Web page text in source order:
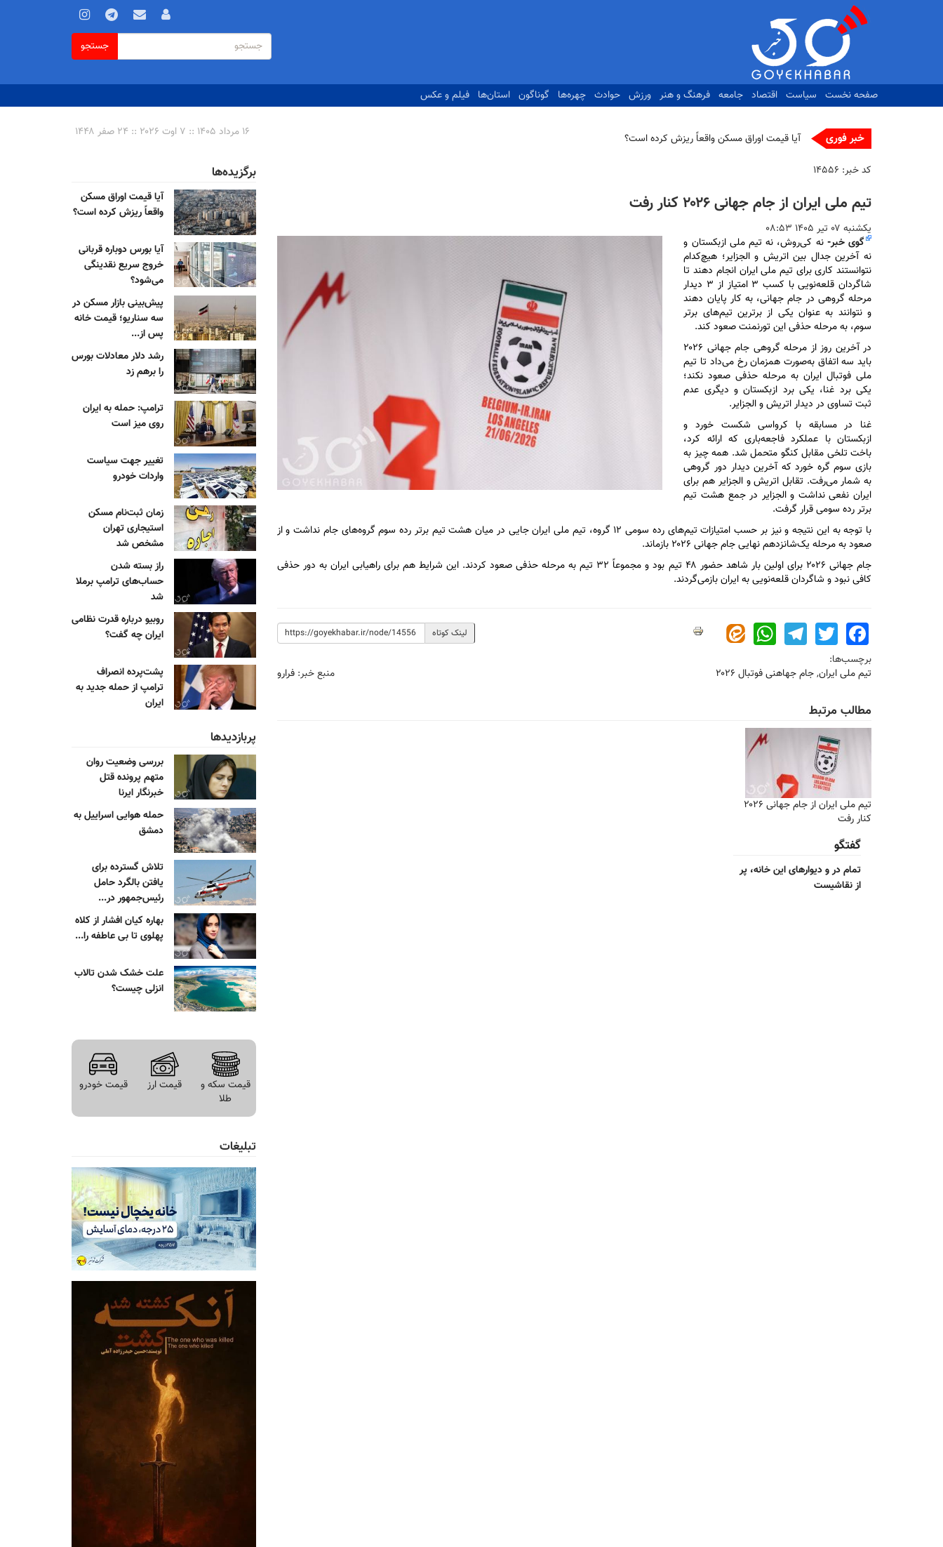
فرم
جستجو
جستجو
صفحه نخست سیاست اقتصاد جامعه فرهنگ و هنر ورزش حوادث چهره‌ها گوناگون استان‌ها فیلم و عکس
خبر فوری آیا قیمت اوراق مسکن واقعاً ریزش کرده است؟ ۱۶ مرداد ۱۴۰۵ :: ۷ اوت ۲۰۲۶ :: ۲۴ صفر ۱۴۴۸
کد خبر: ۱۴۵۵۶
تیم ملی ایران از جام جهانی ۲۰۲۶ کنار رفت
يكشنبه ۰۷ تير ۱۴۰۵ ۰۸:۵۳
گوی خبر-نه کی‌روش، نه تیم ملی ازبکستان و
نه آخرین جدال بین اتریش و الجزایر؛ هیچ‌کدام
نتوانستند کاری برای تیم ملی ایران انجام دهند تا
شاگردان قلعه‌نویی با کسب ۳ امتیاز از ۳ دیدار
مرحله گروهی در جام جهانی، به کار پایان دهند
و نتوانند به عنوان یکی از برترین تیم‌های برتر
سوم، به مرحله حذفی این تورنمنت صعود کند.
در آخرین روز از مرحله گروهی جام جهانی ۲۰۲۶
باید سه اتفاق به‌صورت همزمان رخ می‌داد تا تیم
ملی فوتبال ایران به مرحله حذفی صعود نکند؛
یکی برد غنا، یکی برد ازبکستان و دیگری عدم
ثبت تساوی در دیدار اتریش و الجزایر.
غنا در مسابقه با کرواسی شکست خورد و
ازبکستان با عملکرد فاجعه‌باری که ارائه کرد،
باخت تلخی مقابل کنگو متحمل شد. همه چیز به
بازی سوم گره خورد که آخرین دیدار دور گروهی
به شمار می‌رفت. تقابل اتریش و الجزایر هم برای
ایران نفعی نداشت و الجزایر در جمع هشت تیم
برتر رده سومی قرار گرفت.
با توجه به این نتیجه و نیز بر حسب امتیازات تیم‌های رده سومی ۱۲ گروه، تیم ملی ایران جایی در میان هشت تیم برتر رده سوم گروه‌های جام نداشت و از
صعود به مرحله یک‌شانزدهم نهایی جام جهانی ۲۰۲۶ بازماند.
جام جهانی ۲۰۲۶ برای اولین بار شاهد حضور ۴۸ تیم بود و مجموعاً ۳۲ تیم به مرحله حذفی صعود کردند. این شرایط هم برای راهیابی ایران به دور حذفی
کافی نبود و شاگردان قلعه‌نویی به ایران بازمی‌گردند.
لینک کوتاه Facebook
Twitter
Telegram
WhatsApp
برچسب‌ها:
تیم ملی ایران,جام جهاهنی فوتبال ۲۰۲۶ منبع خبر:فرارو
مطالب مرتبط
تیم ملی ایران از جام جهانی ۲۰۲۶
کنار رفت
گفتگو
تمام در و دیوارهای این خانه، پر
از نقاشیست
برگزیده‌ها
آیا قیمت اوراق مسکن
واقعاً ریزش کرده است؟
آیا بورس دوباره قربانی
خروج سریع نقدینگی
می‌شود؟
پیش‌بینی بازار مسکن در
سه سناریو؛ قیمت خانه
پس از...
رشد دلار معادلات بورس
را برهم زد
ترامپ: حمله به ایران
روی میز است
تغییر جهت سیاست
واردات خودرو
زمان ثبت‌نام مسکن
استیجاری تهران
مشخص شد
راز بسته شدن
حساب‌های ترامپ برملا
شد
روبیو درباره قدرت نظامی
ایران چه گفت؟
پشت‌پرده انصراف
ترامپ از حمله جدید به
ایران
پربازدیدها
بررسی وضعیت روان
متهم پرونده قتل
خبرنگار ایرنا
حمله هوایی اسراییل به
دمشق
تلاش گسترده برای
یافتن بالگرد حامل
رئیس‌جمهور در...
بهاره کیان افشار از کلاه
پهلوی تا بی عاطفه را...
علت خشک شدن تالاب
انزلی چیست؟
قیمت سکه و
طلا
قیمت ارز قیمت خودرو
تبلیغات